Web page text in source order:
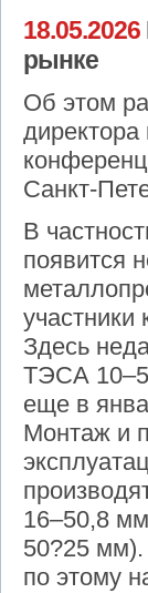
18.05.2026
рынке
Об этом
директора
Санкт-
В
появится
Здесь
ТЭСА
еще в
Монтаж и
16–50,8
50?25
по этому